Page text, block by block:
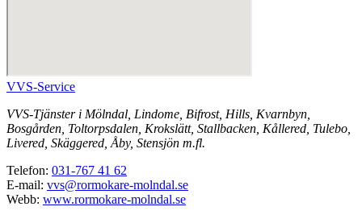
VVS-Service
VVS-Tjänster i Mölndal, Lindome, Bifrost, Hills, Kvarnbyn,
Bosgården, Toltorpsdalen, Krokslätt, Stallbacken, Kållered, Tulebo,
Livered, Skäggered, Åby, Stensjön m.fl.
Telefon: 031-767 41 62
E-mail: vvs@rormokare-molndal.se
Webb: www.rormokare-molndal.se